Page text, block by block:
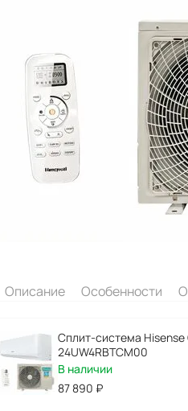
Описание Особенности
Сплит-система Hisense
24UW4RBTCM00
В наличии
87 890 ₽